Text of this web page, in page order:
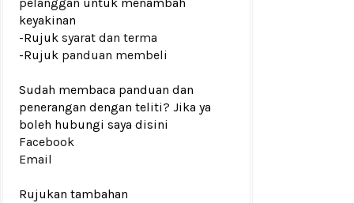
keyakinan
-Rujuk syarat dan terma
-Rujuk panduan membeli
Sudah membaca panduan dan
penerangan dengan teliti? Jika ya
boleh hubungi saya disini
Facebook
Email
Rujukan tambahan